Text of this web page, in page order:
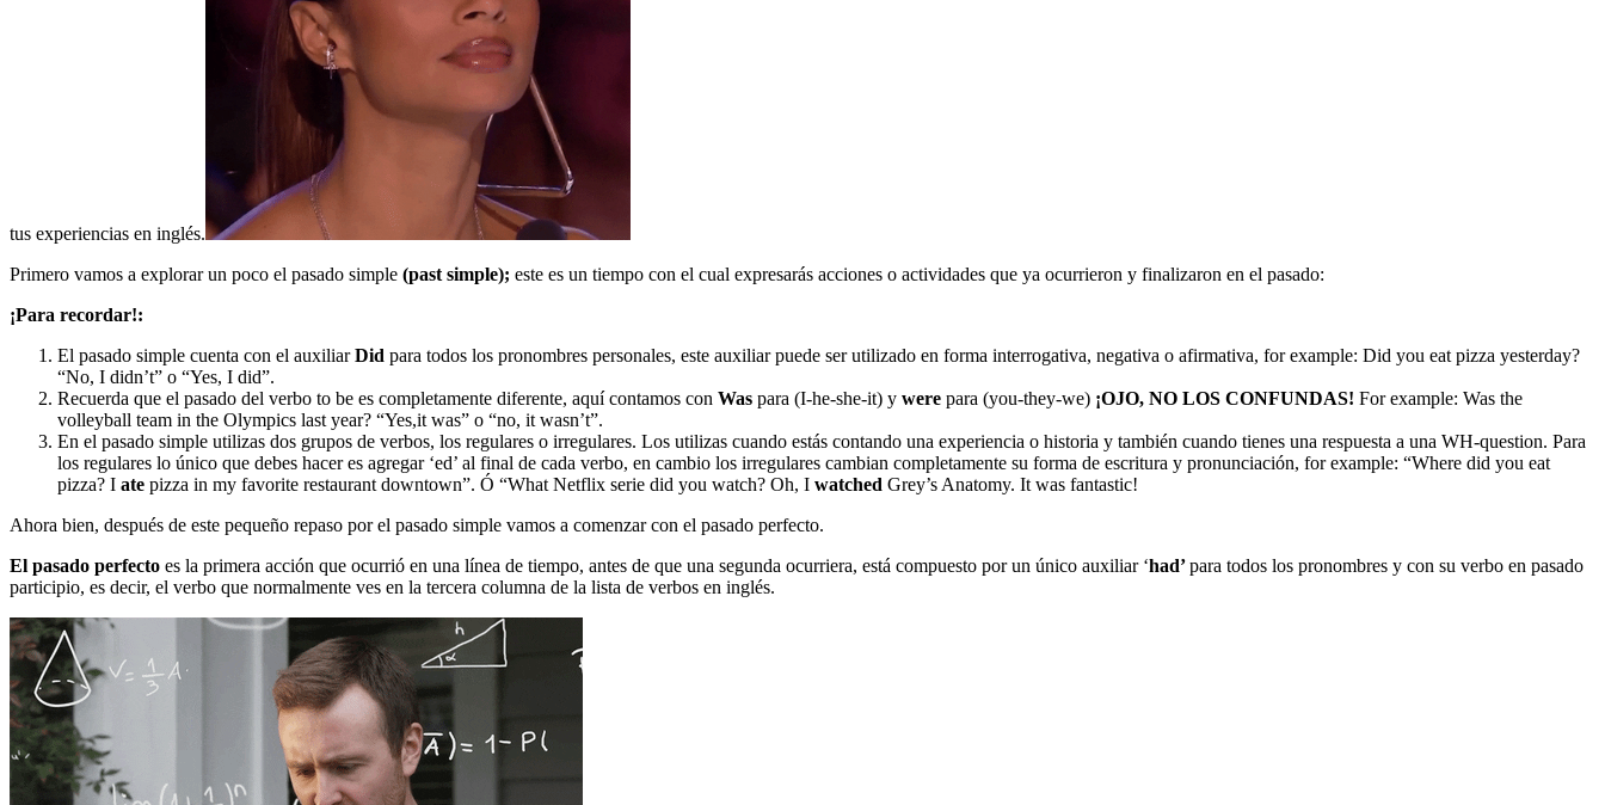
tus experiencias en inglés.
Primero vamos a explorar un poco el pasado simple (past simple); este es un tiempo con el cual expresarás acciones o actividades que ya ocurrieron y finalizaron en el pasado:
¡Para recordar!:
El pasado simple cuenta con el auxiliarDid para todos los pronombres personales, este auxiliar puede ser utilizado en forma interrogativa, negativa o afirmativa, for example: Did you eat pizza yesterday?
“No, I didn’t” o “Yes, I did”.
Recuerda que el pasado del verbo to be es completamente diferente, aquí contamos con Was para (I-he-she-it) y were para (you-they-we) ¡OJO, NO LOS CONFUNDAS! For example: Was the
volleyball team in the Olympics last year? “Yes,it was” o “no, it wasn’t”.
En el pasado simple utilizas dos grupos de verbos, los regulares o irregulares. Los utilizas cuando estás contando una experiencia o historia y también cuando tienes una respuesta a una WH-question. Para
los regulares lo único que debes hacer es agregar ‘ed’ al final de cada verbo, en cambio los irregulares cambian completamente su forma de escritura y pronunciación, for example: “Where did you eat
pizza? I ate pizza in my favorite restaurant downtown”. Ó “What Netflix serie did you watch? Oh, I watched Grey’s Anatomy. It was fantastic!
Ahora bien, después de este pequeño repaso por el pasado simple vamos a comenzar con el pasado perfecto.
El pasado perfecto es la primera acción que ocurrió en una línea de tiempo, antes de que una segunda ocurriera, está compuesto por un único auxiliar ‘had’para todos los pronombres y con su verbo en pasado
participio, es decir, el verbo que normalmente ves en la tercera columna de la lista de verbos en inglés.